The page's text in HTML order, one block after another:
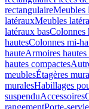
rectangulaireMeubles
latérauxMeubles
latéraux basColonnes
hautesColonnes mi-
hauteArmoires hautes
hautes compactes
meublesÉtagères
muralesHabillages
suspenduAccessoires
rangementPorte-